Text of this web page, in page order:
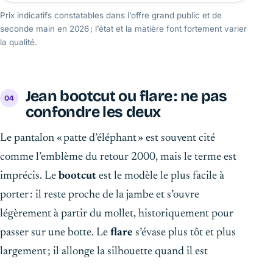
Prix indicatifs constatables dans l’offre grand public et de
seconde main en 2026 ; l’état et la matière font fortement varier
la qualité.
Jean bootcut ou flare : ne pas
confondre les deux
Le pantalon « patte d’éléphant » est souvent cité
comme l’emblème du retour 2000, mais le terme est
imprécis. Le bootcut est le modèle le plus facile à
porter : il reste proche de la jambe et s’ouvre
légèrement à partir du mollet, historiquement pour
passer sur une botte. Le flare s’évase plus tôt et plus
largement ; il allonge la silhouette quand il est